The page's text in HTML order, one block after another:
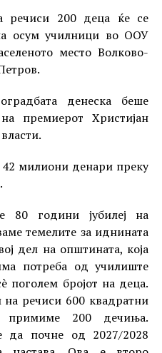
речиси 200 деца ќе се
осум училници во ООУ
место Волково-
денеска беше
премиерот Христијан
милиони денари преку
80 години јубилеј на
темелите за иднината
дел на општината, која
потреба од училиште
поголем бројот на деца.
речиси 600 квадратни
200 дечиња.
да почне од 2027/2028